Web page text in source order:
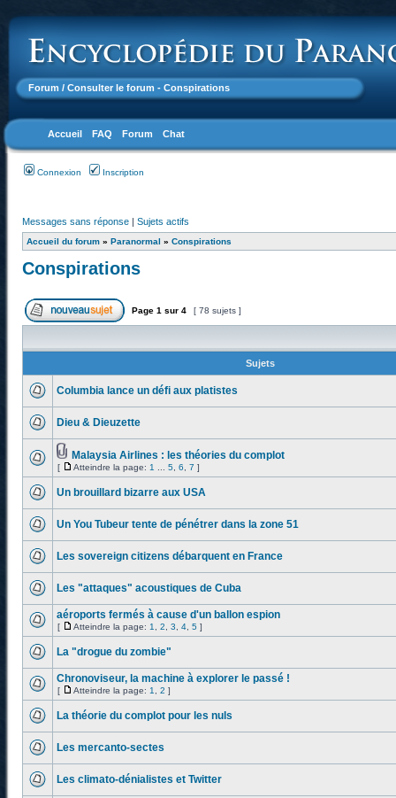
Forum / Consulter le forum - Conspirations
Accueil FAQ Forum Chat
Connexion Inscription
Messages sans réponse | Sujets actifs
Accueil du forum » Paranormal » Conspirations
Conspirations
Page 1 sur 4 [ 78 sujets ]
Sujets
Columbia lance un défi aux platistes
Dieu & Dieuzette
Malaysia Airlines : les théories du complot
[ Atteindre la page: 1 5 6 7 ]
Un brouillard bizarre aux USA
Un You Tubeur tente de pénétrer dans la zone 51
Les sovereign citizens débarquent en France
Les "attaques" acoustiques de Cuba
aéroports fermés à cause d'un ballon espion
[ Atteindre la page: 1 2 3 4 5 ]
La "drogue du zombie"
Chronoviseur, la machine à explorer le passé !
[ Atteindre la page: 1 2 ]
La théorie du complot pour les nuls
Les mercanto-sectes
Les climato-dénialistes et Twitter